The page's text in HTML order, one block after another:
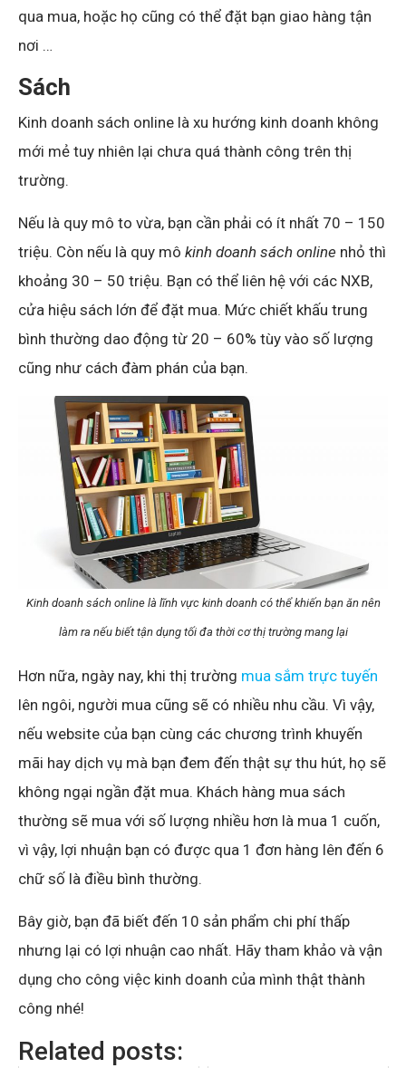
qua mua, hoặc họ cũng có thể đặt bạn giao hàng tận
nơi …
Sách
Kinh doanh sách online là xu hướng kinh doanh không
mới mẻ tuy nhiên lại chưa quá thành công trên thị
trường.
Nếu là quy mô to vừa, bạn cần phải có ít nhất 70 – 150
triệu. Còn nếu là quy mô kinh doanh sách online nhỏ thì
khoảng 30 – 50 triệu. Bạn có thể liên hệ với các NXB,
cửa hiệu sách lớn để đặt mua. Mức chiết khấu trung
bình thường dao động từ 20 – 60% tùy vào số lượng
cũng như cách đàm phán của bạn.
Kinh doanh sách online là lĩnh vực kinh doanh có thể khiến bạn ăn nên
làm ra nếu biết tận dụng tối đa thời cơ thị trường mang lại
Hơn nữa, ngày nay, khi thị trường mua sắm trực tuyến
lên ngôi, người mua cũng sẽ có nhiều nhu cầu. Vì vậy,
nếu website của bạn cùng các chương trình khuyến
mãi hay dịch vụ mà bạn đem đến thật sự thu hút, họ sẽ
không ngại ngần đặt mua. Khách hàng mua sách
thường sẽ mua với số lượng nhiều hơn là mua 1 cuốn,
vì vậy, lợi nhuận bạn có được qua 1 đơn hàng lên đến 6
chữ số là điều bình thường.
Bây giờ, bạn đã biết đến 10 sản phẩm chi phí thấp
nhưng lại có lợi nhuận cao nhất. Hãy tham khảo và vận
dụng cho công việc kinh doanh của mình thật thành
công nhé!
Related posts: